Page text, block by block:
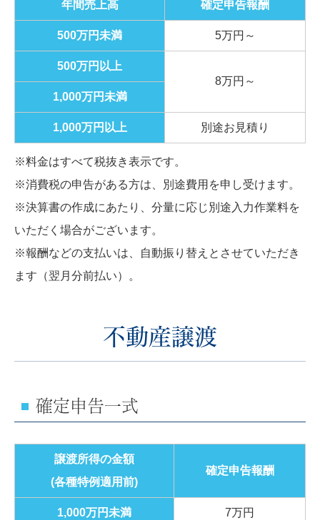
年間売上高 確定申告報酬
500万円未満 5万円～
500万円以上
8万円～
1,000万円未満
1,000万円以上 別途お見積り
※料金はすべて税抜き表示です。
※消費税の申告がある方は、別途費用を申し受けます。
※決算書の作成にあたり、分量に応じ別途入力作業料を
いただく場合がございます。
※報酬などの支払いは、自動振り替えとさせていただき
ます（翌月分前払い）。
不動産譲渡
確定申告一式
譲渡所得の金額
(各種特例適用前)
確定申告報酬
1,000万円未満 7万円